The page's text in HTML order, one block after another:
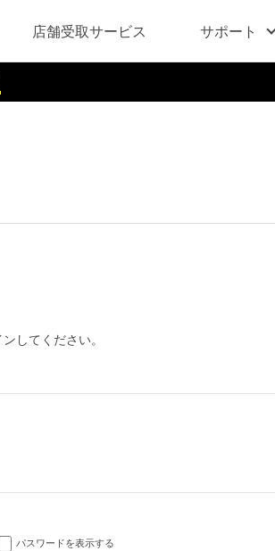
店舗受取サービス サポート
してください。
パスワードを表示する